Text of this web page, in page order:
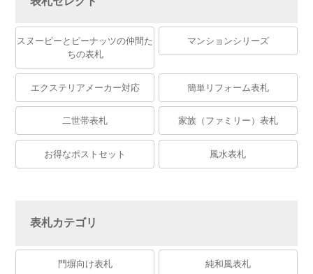
スヌーピーとピーナッツの仲間た
ちの表札
マンションシリーズ
エクステリアメーカー対応 簡単リフォーム表札
二世帯表札 家族（ファミリー）表札
お得なポストセット 風水表札
表札カテゴリ
門塀向け表札 純和風表札